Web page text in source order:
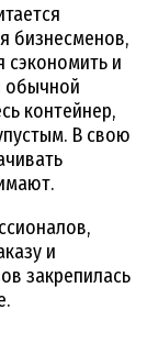
бизнесменов,
сэкономить и
обычной
контейнер,
В свою
и
закрепилась